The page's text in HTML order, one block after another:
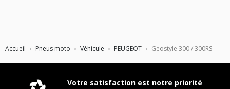
Accueil Pneus moto Véhicule PEUGEOT Geostyle 300 / 300RS
Votre satisfaction est notre priorité